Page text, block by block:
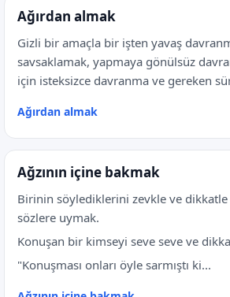
Ağırdan almak
Gizli bir amaçla bir işten yavaş
savsaklamak, yapmaya gönülsüz
için isteksizce davranma ve gereken
Ağırdan almak
Ağzının içine bakmak
Birinin söylediklerini zevkle ve
sözlere uymak.
Konuşan bir kimseyi seve seve ve
"Konuşması onları öyle sarmıştı ki...